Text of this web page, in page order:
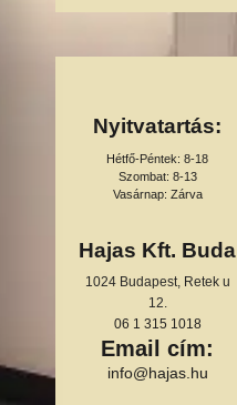
Nyitvatartás:
Hétfő-Péntek: 8-18
Szombat: 8-13
Vasárnap: Zárva
Hajas Kft. Buda
1024 Budapest, Retek u
12.
06 1 315 1018
Email cím:
info@hajas.hu